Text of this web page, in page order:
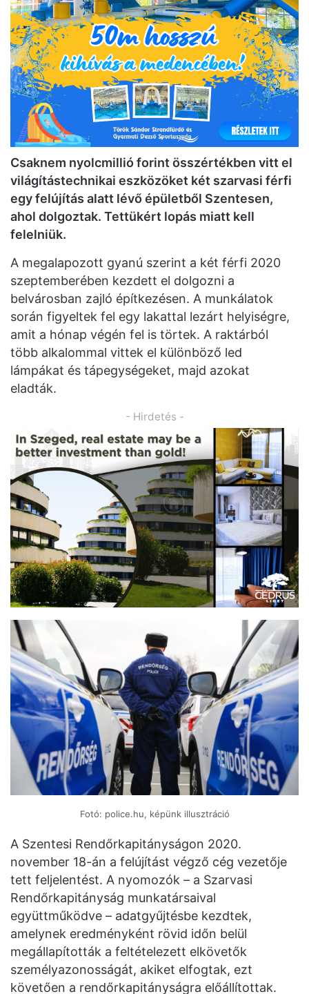
Csaknem nyolcmillió forint összértékben vitt el
világítástechnikai eszközöket két szarvasi férfi
egy felújítás alatt lévő épületből Szentesen,
ahol dolgoztak. Tettükért lopás miatt kell
felelniük.
A megalapozott gyanú szerint a két férfi 2020
szeptemberében kezdett el dolgozni a
belvárosban zajló építkezésen. A munkálatok
során figyeltek fel egy lakattal lezárt helyiségre,
amit a hónap végén fel is törtek. A raktárból
több alkalommal vittek el különböző led
lámpákat és tápegységeket, majd azokat
eladták.
- Hirdetés -
Fotó: police.hu, képünk illusztráció
A Szentesi Rendőrkapitányságon 2020.
november 18-án a felújítást végző cég vezetője
tett feljelentést. A nyomozók – a Szarvasi
Rendőrkapitányság munkatársaival
együttműködve – adatgyűjtésbe kezdtek,
amelynek eredményként rövid időn belül
megállapították a feltételezett elkövetők
személyazonosságát, akiket elfogtak, ezt
követően a rendőrkapitányságra előállítottak.